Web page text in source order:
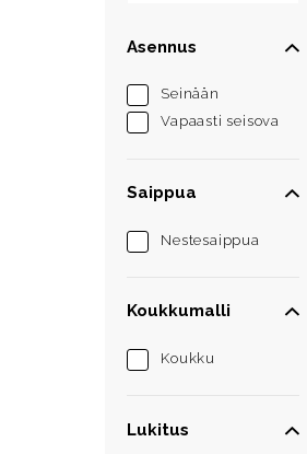
Asennus
Seinään
Vapaasti seisova
Saippua
Nestesaippua
Koukkumalli
Koukku
Lukitus